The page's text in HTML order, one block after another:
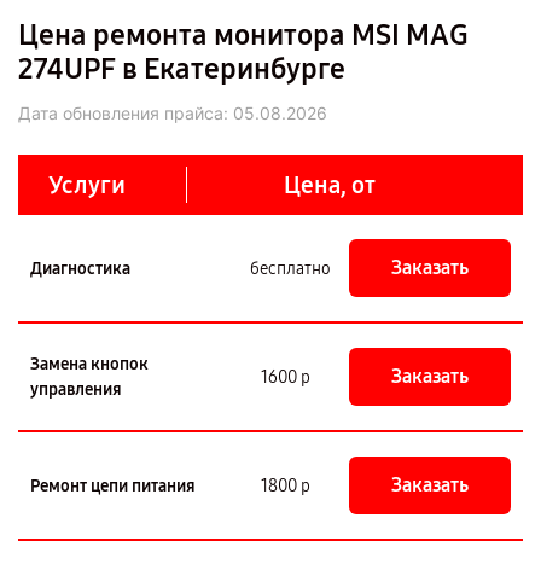
Цена ремонта монитора MSI MAG
274UPF в Екатеринбурге
Дата обновления прайса: 05.08.2026
Услуги Цена, от
Диагностика бесплатно Заказать
Замена кнопок
управления
1600 р Заказать
Ремонт цепи питания 1800 р Заказать